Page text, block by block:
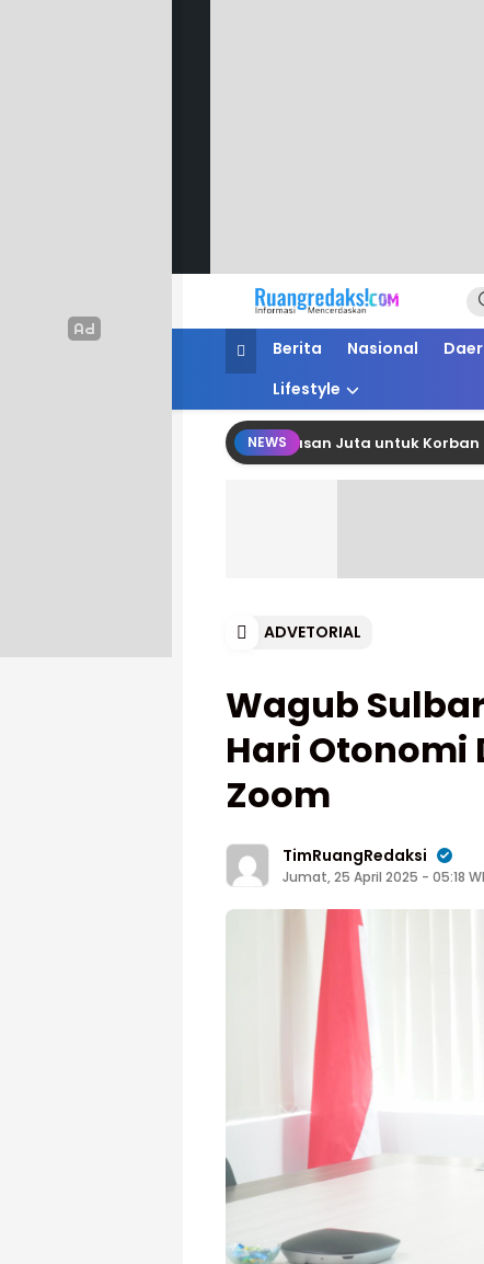
Ruang Redaksi
Informasi Mencerdaskan
Berita Nasional
Lifestyle
NEWS
Polman Salurkan Bantuan Belasan Juta untuk Korban
ADVETORIAL
Wagub
Hari Otonomi
Zoom ‎
TimRuangRedaksi
Jumat, 25 April 2025 - 05:18